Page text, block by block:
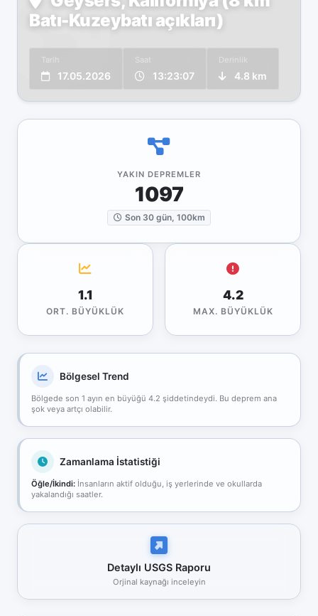
Batı-Kuzeybatı açıkları)
Tarih
17.05.2026
Saat
13:23:07
Derinlik
4.8 km
YAKIN DEPREMLER
1097
Son 30 gün, 100km
1.1
ORT. BÜYÜKLÜK
4.2
MAX. BÜYÜKLÜK
Bölgesel Trend
Bölgede son 1 ayın en büyüğü 4.2 şiddetindeydi. Bu deprem ana
şok veya artçı olabilir.
Zamanlama İstatistiği
Öğle/İkindi: İnsanların aktif olduğu, iş yerlerinde ve okullarda
yakalandığı saatler.
Detaylı USGS Raporu
Orjinal kaynağı inceleyin